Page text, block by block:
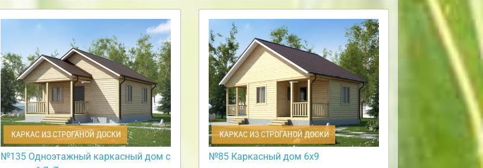
КАРКАС ИЗ СТРОГАНОЙ ДОСКИ
№135 Одноэтажный каркасный дом с
КАРКАС ИЗ СТРОГАНОЙ ДОСКИ
№85 Каркасный дом 6х9